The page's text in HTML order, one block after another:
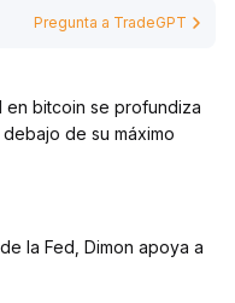
Pregunta a TradeGPT
en bitcoin se profundiza
de su máximo
la Fed, Dimon apoya a